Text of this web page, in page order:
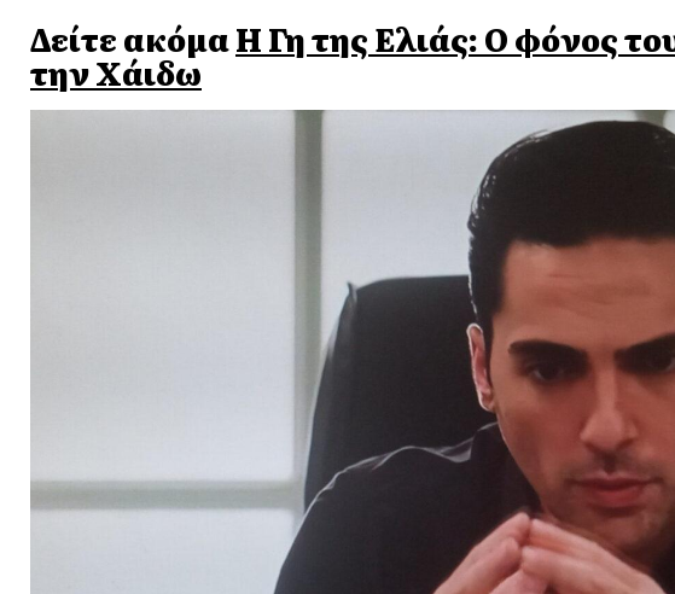
Δείτε ακόμαΗ Γη της Ελιάς: Ο φόνος
την Χάιδω